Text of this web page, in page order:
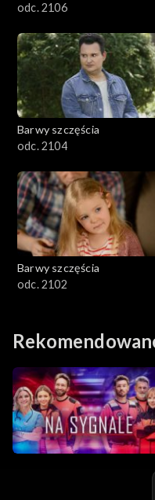
odc. 2106
Barwy szczęścia
odc. 2104
Barwy szczęścia
odc. 2102